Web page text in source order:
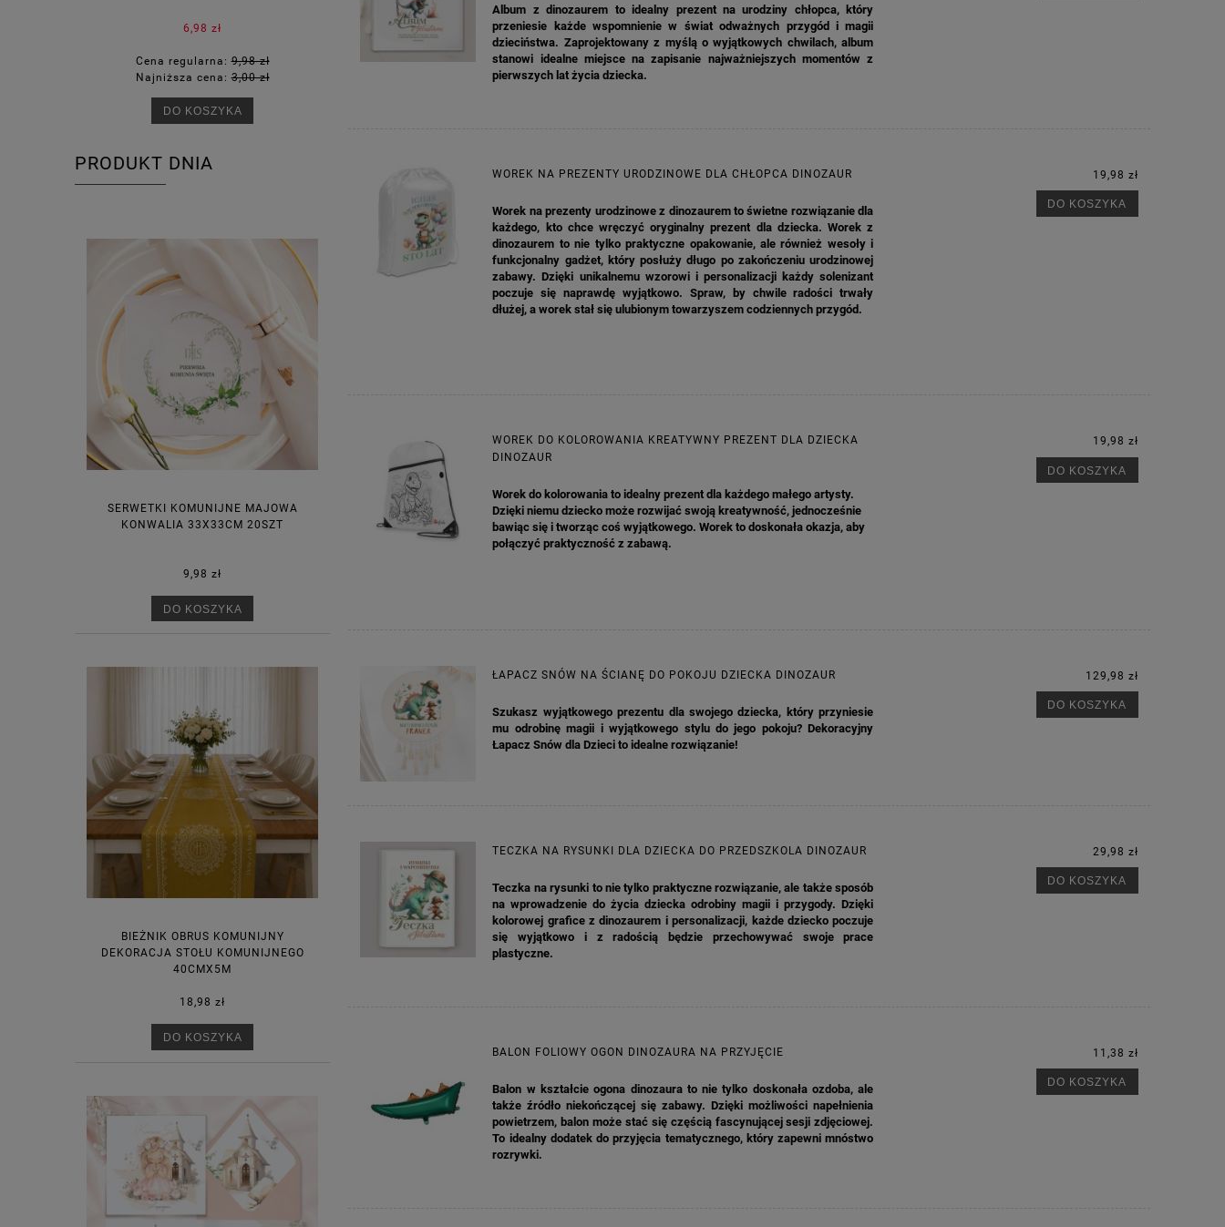
6,98 zł
Cena regularna:9,98 zł
Najniższa cena:3,00 zł
DO KOSZYKA
4,98 zł
Cena regularna:
6,98 zł
6,98 zł
4,30 zł
Cena regularna:7,30 zł
Najniższa cena:
PRODUKT DNIA
SERWETKI KOMUNIJNE MAJOWA
KONWALIA 33X33CM 20SZT
9,98 zł
DO KOSZYKA
BIEŻNIK OBRUS KOMUNIJNY
DEKORACJA STOŁU KOMUNIJNEGO
40CMX5M
18,98 zł
DO KOSZYKA
Album z dinozaurem to idealny prezent na urodziny chłopca, który
przeniesie każde wspomnienie w świat odważnych przygód i magii
dzieciństwa. Zaprojektowany z myślą o wyjątkowych chwilach, album
stanowi idealne miejsce na zapisanie najważniejszych momentów z
pierwszych lat życia dziecka.
WOREK NA PREZENTY URODZINOWE DLA CHŁOPCA DINOZAUR
Worek na prezenty urodzinowe z dinozaurem to świetne rozwiązanie dla
każdego, kto chce wręczyć oryginalny prezent dla dziecka. Worek z
dinozaurem to nie tylko praktyczne opakowanie, ale również wesoły i
funkcjonalny gadżet, który posłuży długo po zakończeniu urodzinowej
zabawy. Dzięki unikalnemu wzorowi i personalizacji każdy solenizant
poczuje się naprawdę wyjątkowo. Spraw, by chwile radości trwały
dłużej, a worek stał się ulubionym towarzyszem codziennych przygód.
19,98 zł
DO KOSZYKA
WOREK DO KOLOROWANIA KREATYWNY PREZENT DLA DZIECKA
DINOZAUR
Worek do kolorowania to idealny prezent dla każdego małego artysty.
Dzięki niemu dziecko może rozwijać swoją kreatywność, jednocześnie
bawiąc się i tworząc coś wyjątkowego. Worek to doskonała okazja, aby
połączyć praktyczność z zabawą.
19,98 zł
DO KOSZYKA
ŁAPACZ SNÓW NA ŚCIANĘ DO POKOJU DZIECKA DINOZAUR
Szukasz wyjątkowego prezentu dla swojego dziecka, który przyniesie
mu odrobinę magii i wyjątkowego stylu do jego pokoju? Dekoracyjny
Łapacz Snów dla Dzieci to idealne rozwiązanie!
129,98 zł
DO KOSZYKA
TECZKA NA RYSUNKI DLA DZIECKA DO PRZEDSZKOLA DINOZAUR
Teczka na rysunki to nie tylko praktyczne rozwiązanie, ale także sposób
na wprowadzenie do życia dziecka odrobiny magii i przygody. Dzięki
kolorowej grafice z dinozaurem i personalizacji, każde dziecko poczuje
się wyjątkowo i z radością będzie przechowywać swoje prace
plastyczne.
29,98 zł
DO KOSZYKA
BALON FOLIOWY OGON DINOZAURA NA PRZYJĘCIE
Balon w kształcie ogona dinozaura to nie tylko doskonała ozdoba, ale
także źródło niekończącej się zabawy. Dzięki możliwości napełnienia
powietrzem, balon może stać się częścią fascynującej sesji zdjęciowej.
To idealny dodatek do przyjęcia tematycznego, który zapewni mnóstwo
rozrywki.
11,38 zł
DO KOSZYKA